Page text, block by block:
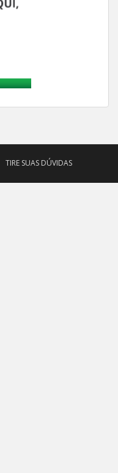
TIRE SUAS DÚVIDAS